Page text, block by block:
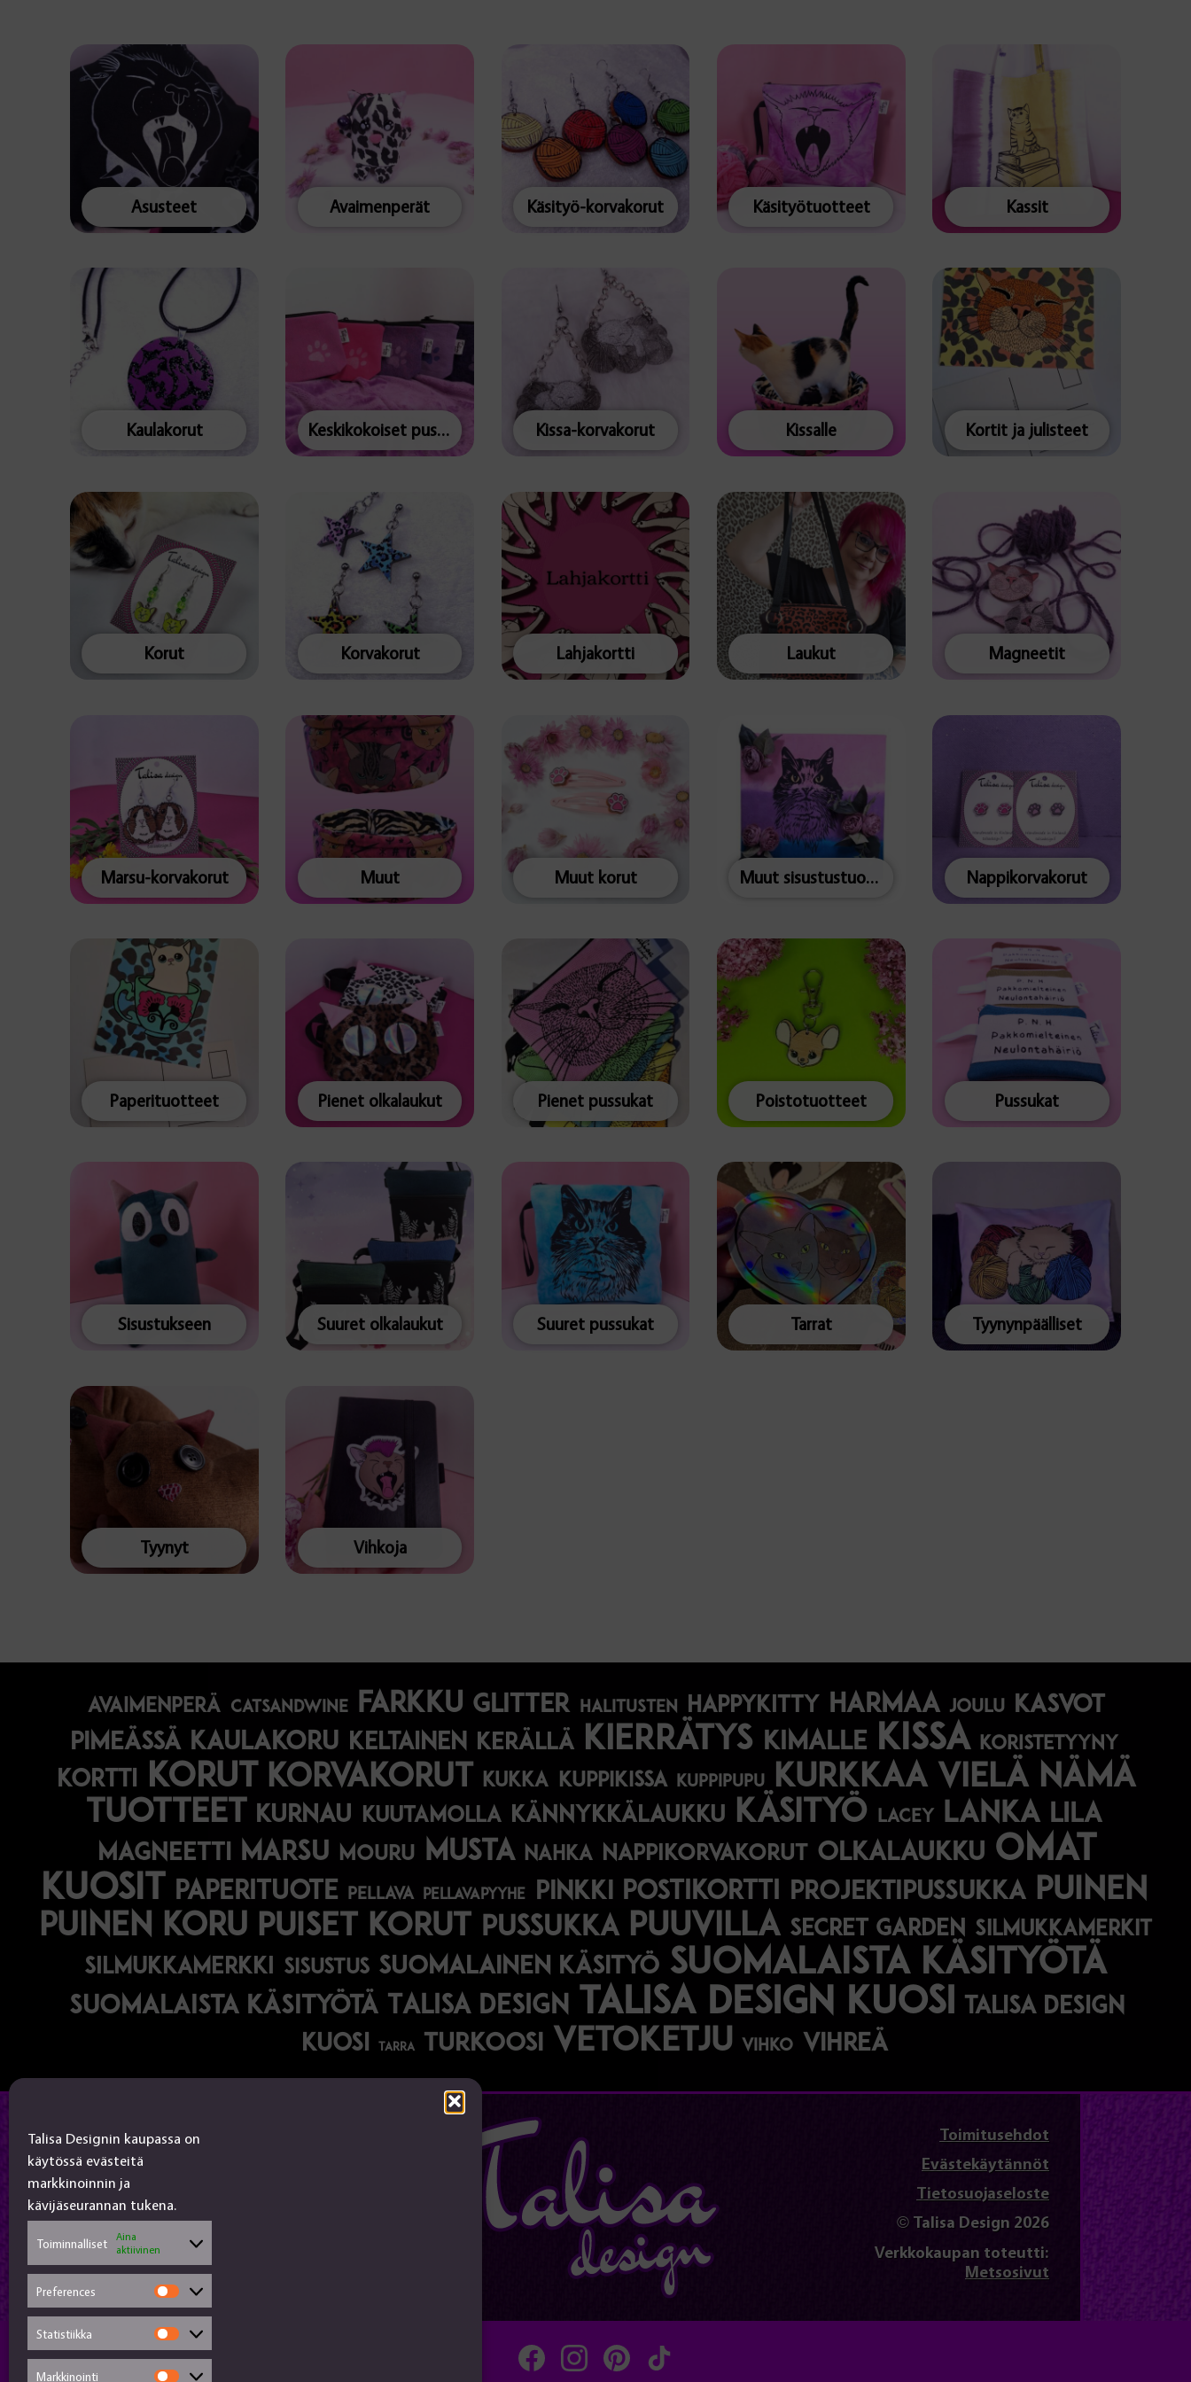
Talisa Designin kaupassa on
käytössä evästeitä
markkinoinnin ja
kävijäseurannan tukena.
Toiminnalliset
Aina
aktiivinen
Preferences
Preferences
Statistiikka
Statistiikka
Markkinointi
Asusteet Avaimenperät Käsityö-korvakorut Käsityötuotteet Kassit
Kaulakorut Keskikokoiset pussukat Kissa-korvakorut Kissalle Kortit ja julisteet
Korut Korvakorut Lahjakortti Laukut Magneetit
Marsu-korvakorut Muut Muut korut Muut sisustustuotteet Nappikorvakorut
Paperituotteet Pienet olkalaukut Pienet pussukat Poistotuotteet Pussukat
Sisustukseen Suuret olkalaukut Suuret pussukat Tarrat Tyynynpäälliset
Tyynyt Vihkoja
avaimenperä catsandwine farkku glitter halitusten happykitty harmaa joulu
Kasvot
pimeässä kaulakoru keltainen kerällä kierrätys kimalle kissa koristetyyny
kortti korut korvakorut kukka kuppikissa kuppipupu
Kurkkaa vielä nämä
tuotteet kurnau kuutamolla kännykkälaukku käsityö lacey lanka lila
magneetti marsu mouru musta nahka nappikorvakorut olkalaukku omat
kuosit
paperituote pellava pellavapyyhe pinkki postikortti projektipussukka puinen
puinen koru puiset korut pussukka puuvilla secret garden silmukkamerkit
silmukkamerkki sisustus suomalainen käsityö suomalaista käsityötä
suomalaista käsityötä Talisa Design talisa design kuosi
talisa design
kuosi
tarra turkoosi vetoketju vihko vihreä
Talisa Design
tanjalusua@gmail.com
Käsityökortteli
Toimitusehdot
Evästekäytännöt
Tietosuojaseloste
© Talisa Design 2026
Verkkokaupan toteutti:
Metsosivut